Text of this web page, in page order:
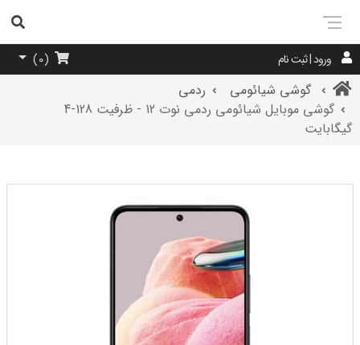
ورود | ثبت نام (
0
)
گوشی شیائومی
ردمی
گوشی موبایل شیائومی ردمی نوت 12 - ظرفیت 128-4
گیگابایت